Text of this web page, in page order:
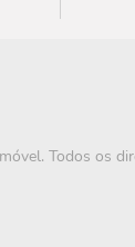
Todos os